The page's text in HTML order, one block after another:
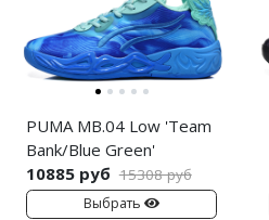
PUMA MB.04 Low 'Team
Bank/Blue Green'
10885 руб 15308 руб
Выбрать